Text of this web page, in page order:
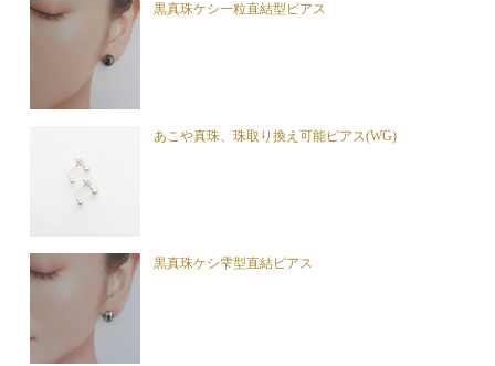
黒真珠ケシ一粒直結型ピアス
あこや真珠、珠取り換え可能ピアス(WG)
黒真珠ケシ雫型直結ピアス